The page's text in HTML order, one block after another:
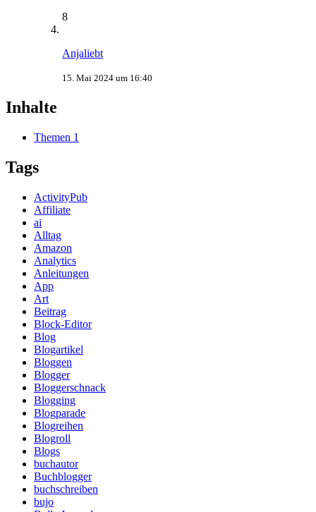
8
Anjaliebt
15. Mai 2024 um 16:40
Inhalte
Themen 1
Tags
ActivityPub
Affiliate
ai
Alltag
Amazon
Analytics
Anleitungen
App
Art
Beitrag
Block-Editor
Blog
Blogartikel
Bloggen
Blogger
Bloggerschnack
Blogging
Blogparade
Blogreihen
Blogroll
Blogs
buchautor
Buchblogger
buchschreiben
bujo